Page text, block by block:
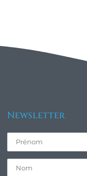
Newsletter